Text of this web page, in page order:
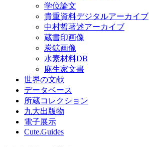
学位論文
貴重資料デジタルアーカイブ
中村哲著述アーカイブ
蔵書印画像
炭鉱画像
水素材料DB
麻生家文書
世界の文献
データベース
所蔵コレクション
九大出版物
電子展示
Cute.Guides